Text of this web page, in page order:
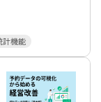
計機能